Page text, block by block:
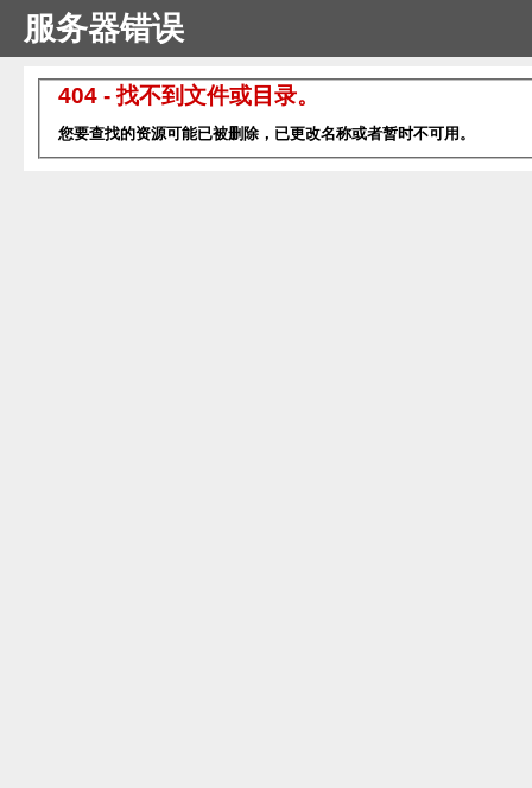
服务器错误
404 - 找不到文件或目录。
您要查找的资源可能已被删除，已更改名称或者暂时不可用。